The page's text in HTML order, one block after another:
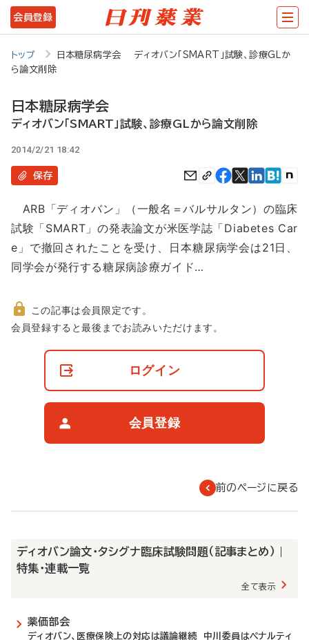
メ
イ
テ
ツ
に
動
会員登録
トップ
日本糖尿病学会 ディオバン「SMART」試験、診療GLか
ら論文削除
日本糖尿病学会
ディオバン「SMART」試験、診療GLから論文削除
2014/2/21 18:42
保存
ARB「ディオバン」（一般名＝バルサルタン）の臨床
試験「SMART」の発表論文が米医学誌「Diabetes Car
e」で撤回されたことを受け、日本糖尿病学会は21日、
同学会が発行する糖尿病診療ガイド…
非
この記事は会員限定です。
会員登録すると最後までお読みいただけます。
ログイン
会員登録
前のページに戻る
ディオバン論文・タシグナ臨床試験問題（記事まとめ） |
特集・連載一覧
全て表示
薬価部会
ディオバン、医療保険上の対応は議論継続 中川委員はペナルティ